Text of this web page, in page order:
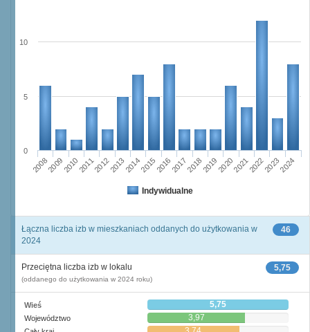
Indywidualne
20082009201020112012201320142015201620172018201920202021202220232024
0
5
10
46
Łączna liczba izb w mieszkaniach oddanych do użytkowania w
2024
5,75
Przeciętna liczba izb w lokalu
(oddanego do użytkowania w 2024 roku)
Wieś 5,75
Województwo 3,97